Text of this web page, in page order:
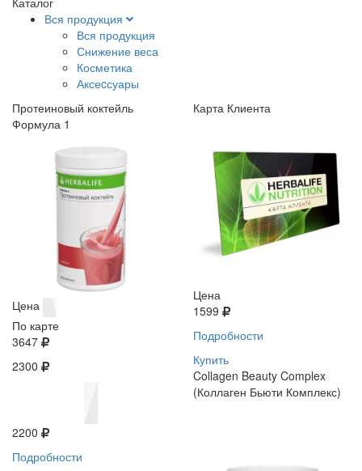
Вся продукция
Вся продукция
Снижение веса
Косметика
Аксеcсуары
Протеиновый коктейль
Формула 1
Цена
По карте
3647
2300
2200
Подробности
Карта Клиента
Цена
1599
Подробности
Купить
Collagen Beauty Complex
(Коллаген Бьюти Комплекс)